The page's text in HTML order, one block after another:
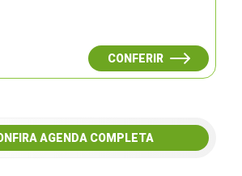
CONFERIR
AGENDA COMPLETA